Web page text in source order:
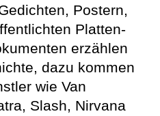
Postern,
Platten-
erzählen
dazu kommen
wie Van
Slash, Nirvana